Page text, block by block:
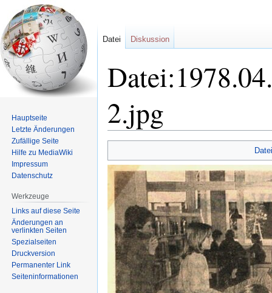
2.jpg
Navigation
springen
Suche
springen
Datei Diskussion
Hauptseite
Letzte Änderungen
Zufällige Seite
Hilfe zu MediaWiki
Impressum
Datenschutz
Werkzeuge
Links auf diese Seite
Änderungen an
verlinkten Seiten
Spezialseiten
Druckversion
Permanenter Link
Seiten­informationen